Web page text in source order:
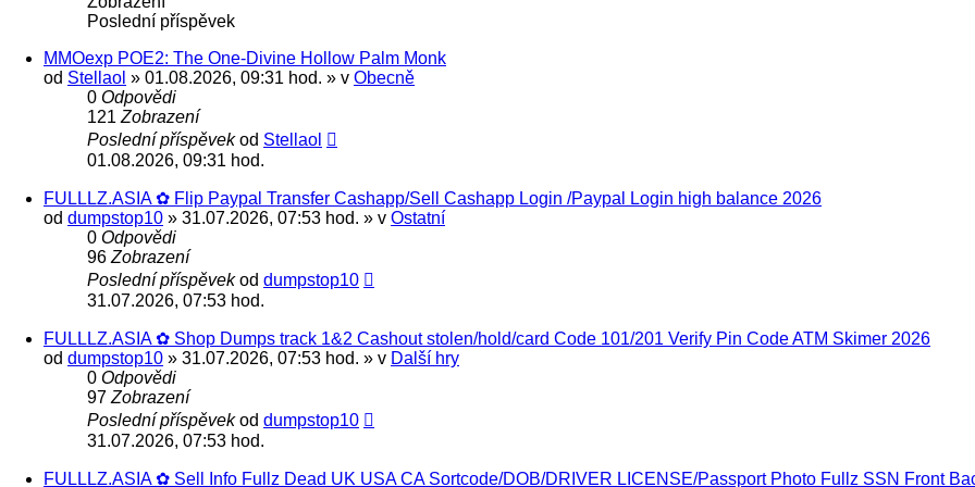
Poslední příspěvek
MMOexp POE2: The One-Divine Hollow Palm Monk
od Stellaol » 01.08.2026, 09:31 hod. » v Obecně
0 Odpovědi
121 Zobrazení
Poslední příspěvekod Stellaol
01.08.2026, 09:31 hod.
FULLLZ.ASIA ✿ Flip Paypal Transfer Cashapp/Sell Cashapp Login /Paypal Login high balance 2026
od dumpstop10 » 31.07.2026, 07:53 hod. » v Ostatní
0 Odpovědi
96 Zobrazení
Poslední příspěvekod dumpstop10
31.07.2026, 07:53 hod.
FULLLZ.ASIA ✿ Shop Dumps track 1&2 Cashout stolen/hold/card Code 101/201 Verify Pin Code ATM Skimer 2026
od dumpstop10 » 31.07.2026, 07:53 hod. » v Další hry
0 Odpovědi
97 Zobrazení
Poslední příspěvekod dumpstop10
31.07.2026, 07:53 hod.
FULLLZ.ASIA ✿ Sell Info Fullz Dead UK USA CA Sortcode/DOB/DRIVER LICENSE/Passport Photo Fullz SSN Front